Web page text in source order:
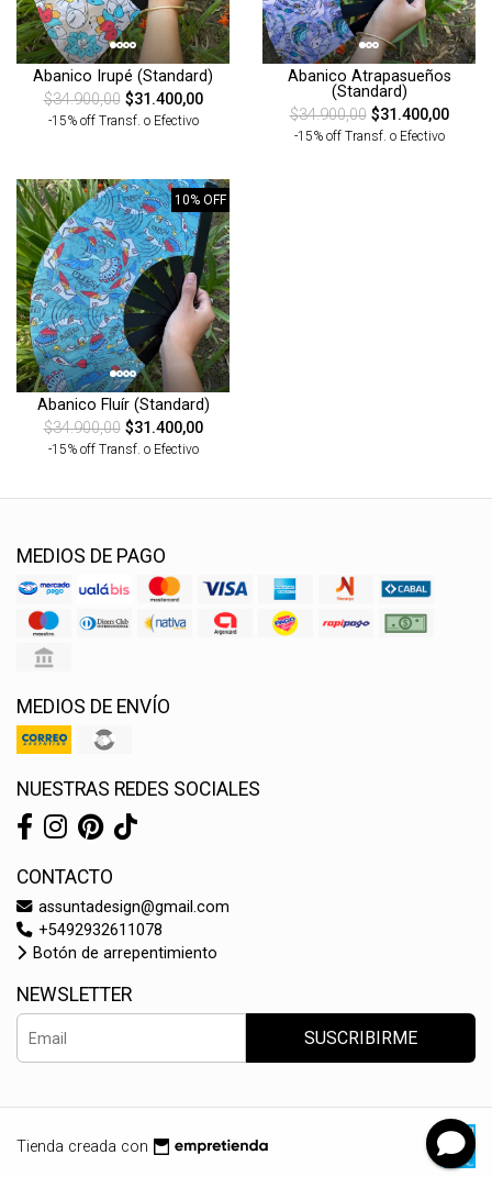
Abanico Irupé (Standard)
$34.900,00$31.400,00
-15% off Transf. o Efectivo
Abanico Atrapasueños
(Standard)
$34.900,00$31.400,00
-15% off Transf. o Efectivo
10% OFF
Abanico Fluír (Standard)
$34.900,00$31.400,00
-15% off Transf. o Efectivo
MEDIOS DE PAGO
MEDIOS DE ENVÍO
NUESTRAS REDES SOCIALES
CONTACTO
assuntadesign@gmail.com
+5492932611078
Botón de arrepentimiento
NEWSLETTER
SUSCRIBIRME
Tienda creada con